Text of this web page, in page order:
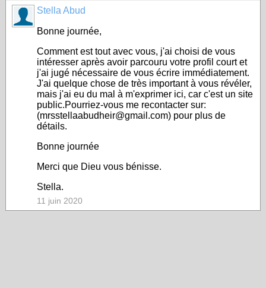
Stella Abud
Bonne journée,
Comment est tout avec vous, j'ai choisi de vous
intéresser après avoir parcouru votre profil court et
j'ai jugé nécessaire de vous écrire immédiatement.
J'ai quelque chose de très important à vous révéler,
mais j'ai eu du mal à m'exprimer ici, car c'est un site
public.Pourriez-vous me recontacter sur:
(mrsstellaabudheir@gmail.com) pour plus de
détails.
Bonne journée
Merci que Dieu vous bénisse.
Stella.
11 juin 2020